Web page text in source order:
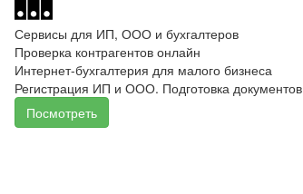
Сервисы для ИП, ООО и бухгалтеров
Проверка контрагентов онлайн
Интернет-бухгалтерия для малого бизнеса
Регистрация ИП и ООО. Подготовка документов
Посмотреть